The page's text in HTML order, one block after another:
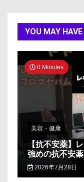
YOU MAY
0 Minutes
美容・健康
【抗不安薬】
強めの抗不安
2026年7月28日